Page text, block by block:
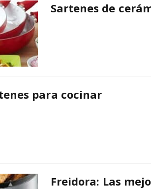
Sartenes de
para cocinar
Freidora: Las